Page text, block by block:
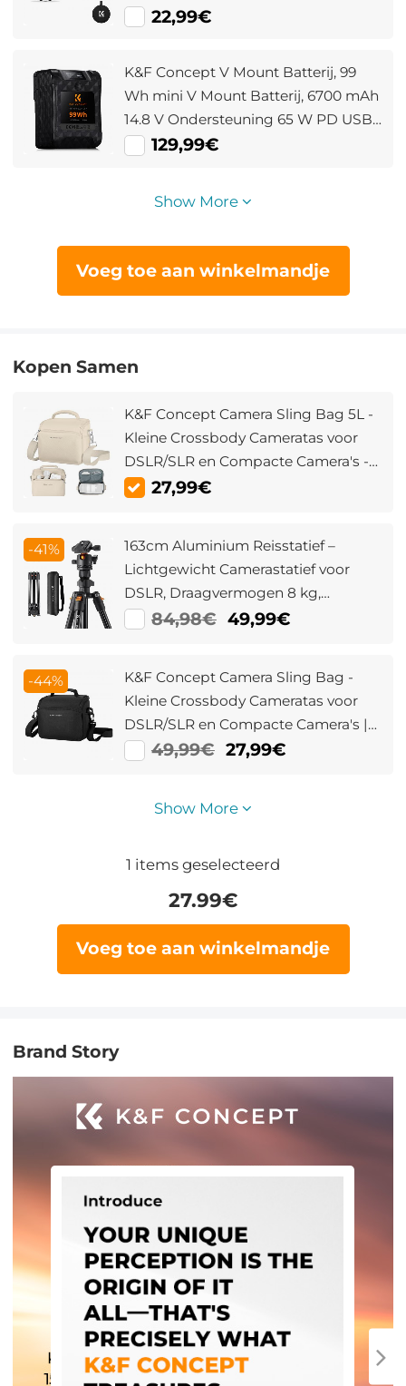
Buitenverlichting Goud Zilver Wit
22,99€
K&F Concept V Mount Batterij, 99
Wh mini V Mount Batterij, 6700 mAh
14.8 V Ondersteuning 65 W PD USB-
C Snellader, met D-TAP, USB-A, USB-
129,99€
Show More
Voeg toe aan winkelmandje
Kopen Samen
K&F Concept Camera Sling Bag 5L -
Kleine Crossbody Cameratas voor
DSLR/SLR en Compacte Camera's -
Schattige Schouder Tas voor
27,99€
-41%
163cm Aluminium Reisstatief –
Lichtgewicht Camerastatief voor
DSLR, Draagvermogen 8 kg,
Inclusief Balhoofd (K234A0+BH-36L)
84,98€ 49,99€
-44%
K&F Concept Camera Sling Bag -
Kleine Crossbody Cameratas voor
DSLR/SLR en Compacte Camera's |
Compacte Schoudertas voor
49,99€ 27,99€
Show More
1 items geselecteerd
27.99€
Voeg toe aan winkelmandje
Brand Story